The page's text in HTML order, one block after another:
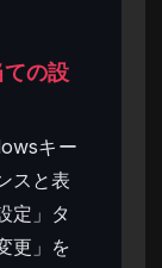
の設
キー
スと表
定」タ
更」を